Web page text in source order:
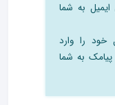
ایمیل به شما
خود را وارد
پیامک به شما